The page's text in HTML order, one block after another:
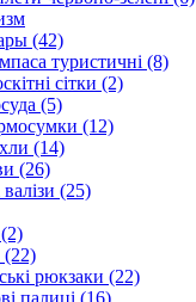
(42)
туристичні (8)
сітки (2)
(5)
(12)
(14)
(26)
(25)
(22)
рюкзаки (22)
палиці (16)